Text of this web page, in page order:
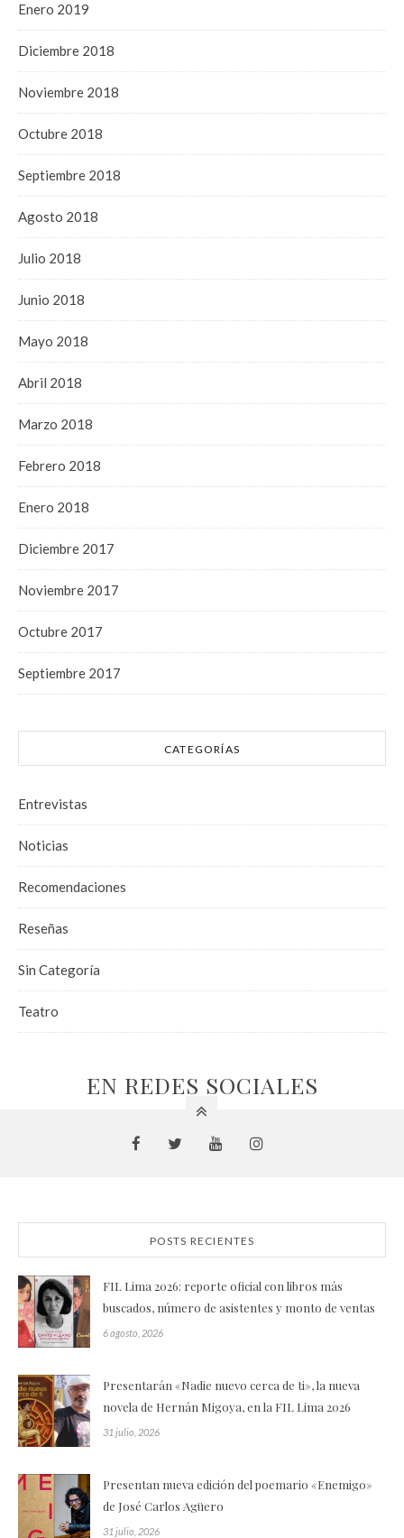
Enero 2019
Diciembre 2018
Noviembre 2018
Octubre 2018
Septiembre 2018
Agosto 2018
Julio 2018
Junio 2018
Mayo 2018
Abril 2018
Marzo 2018
Febrero 2018
Enero 2018
Diciembre 2017
Noviembre 2017
Octubre 2017
Septiembre 2017
CATEGORÍAS
Entrevistas
Noticias
Recomendaciones
Reseñas
Sin Categoría
Teatro
EN REDES SOCIALES
POSTS RECIENTES
FIL Lima 2026: reporte oficial con libros más
buscados, número de asistentes y monto de ventas
6 agosto, 2026
Presentarán «Nadie nuevo cerca de ti», la nueva
novela de Hernán Migoya, en la FIL Lima 2026
31 julio, 2026
Presentan nueva edición del poemario «Enemigo»
de José Carlos Agüero
31 julio, 2026